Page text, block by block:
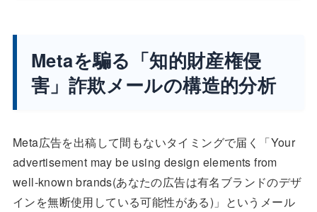
Metaを騙る「知的財産権侵
害」詐欺メールの構造的分析
Meta広告を出稿して間もないタイミングで届く「Your
advertisement may be using design elements from
well-known brands(あなたの広告は有名ブランドのデザ
インを無断使用している可能性がある)」というメール